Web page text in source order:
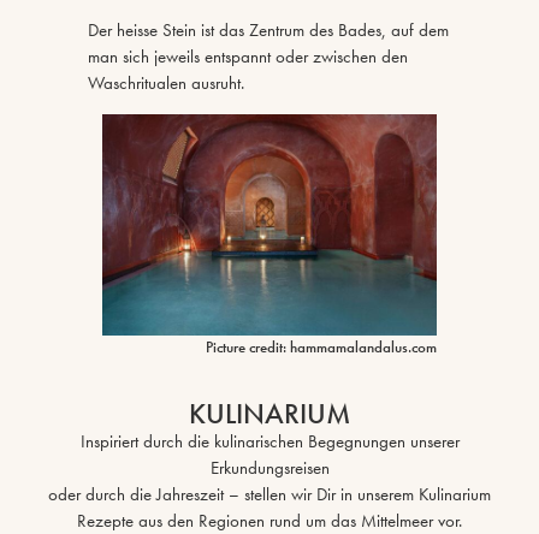
Der heisse Stein ist das Zentrum des Bades, auf dem
man sich jeweils entspannt oder zwischen den
Waschritualen ausruht.
Picture credit: hammamalandalus.com
KULINARIUM
Inspiriert durch die kulinarischen Begegnungen unserer
Erkundungsreisen
oder durch die Jahreszeit – stellen wir Dir in unserem Kulinarium
Rezepte aus den Regionen rund um das Mittelmeer vor.